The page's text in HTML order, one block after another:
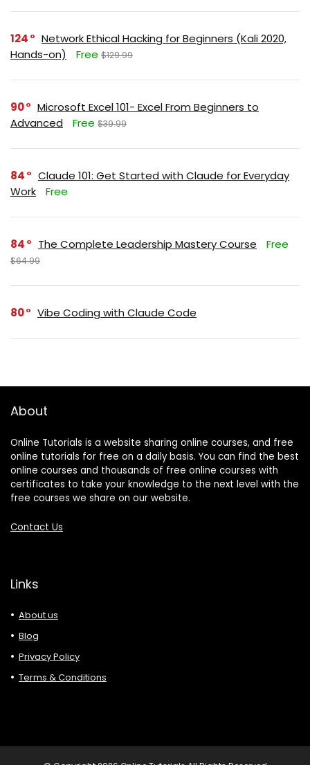
124
Network Ethical Hacking for Beginners (Kali 2020,
Hands-on)
Free $129.99
90
Microsoft Excel 101- Excel From Beginners to
Advanced
Free $39.99
84
Claude 101: Get Started with Claude for Everyday
Work
Free
84 The Complete Leadership Mastery Course Free
$64.99
80 Vibe Coding with Claude Code
About
Online Tutorials is a website sharing online courses, and free
online tutorials for free on a daily basis. You can find the best
online courses and thousands of free online courses with
certificates to take your knowledge to the next level with the
free courses we share on our website.
Contact Us
Links
About us
Blog
Privacy Policy
Terms & Conditions